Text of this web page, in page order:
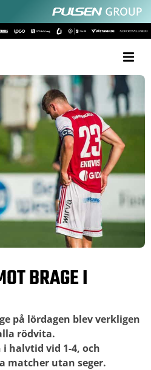
BRAGE I
på lördagen blev verkligen
rödvita.
halvtid vid 1-4, och
matcher utan seger.